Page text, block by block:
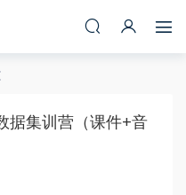
集训营（课件+音